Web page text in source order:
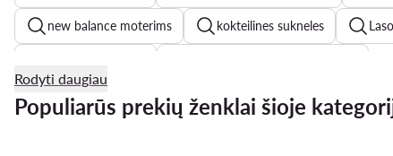
new balance moterims kokteilines sukneles
vakarines sukneles odinės striukės moterims
Rodyti daugiau
Populiarūs prekių ženklai šioje